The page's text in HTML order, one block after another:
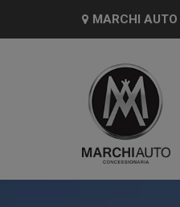
MARCHI AUTO